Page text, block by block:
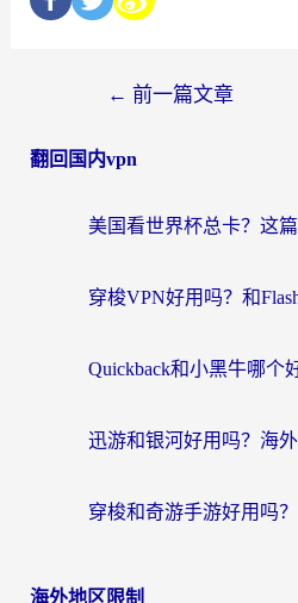
← 前一篇文章
翻回国内vpn
海外地区限制